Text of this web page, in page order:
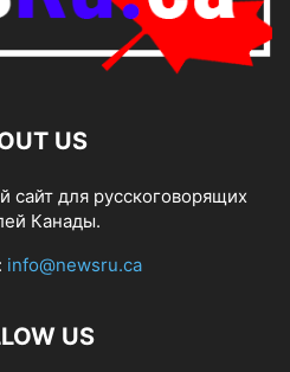
US
сайт для русскоговорящих
Канады.
info@newsru.ca
US